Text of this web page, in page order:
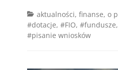
Categories
aktualności, finanse, o
#dotacje, #FIO, #fundusze,
#pisanie wniosków